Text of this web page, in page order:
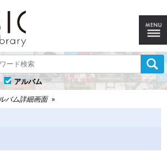
アルバム
バム詳細画面